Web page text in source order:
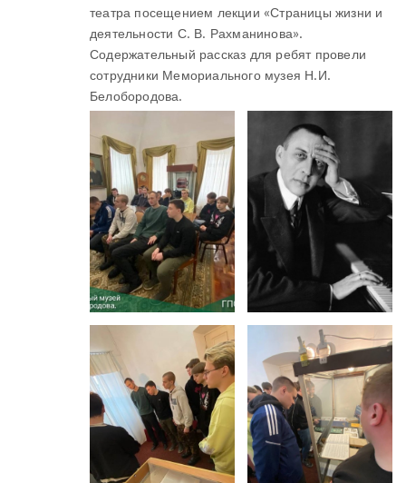
театра посещением лекции «Страницы жизни и
деятельности С. В. Рахманинова».
Содержательный рассказ для ребят провели
сотрудники Мемориального музея Н.И.
Белобородова.